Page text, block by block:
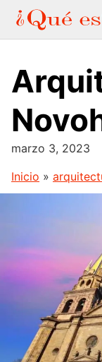
Saltar
contenido
marzo 3, 2023
Inicio »